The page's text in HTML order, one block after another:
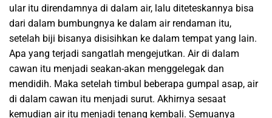
ular itu direndamnya di dalam air, lalu diteteskannya bisa
dari dalam bumbungnya ke dalam air rendaman itu,
setelah biji bisanya disisihkan ke dalam tempat yang lain.
Apa yang terjadi sangatlah mengejutkan. Air di dalam
cawan itu menjadi seakan-akan menggelegak dan
mendidih. Maka setelah timbul beberapa gumpal asap, air
di dalam cawan itu menjadi surut. Akhirnya sesaat
kemudian air itu menjadi tenang kembali. Semuanya